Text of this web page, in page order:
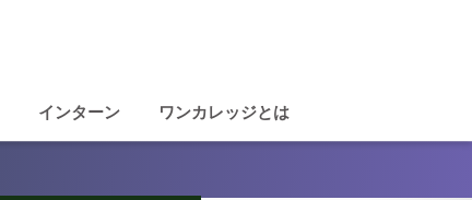
インターン ワンカレッジとは